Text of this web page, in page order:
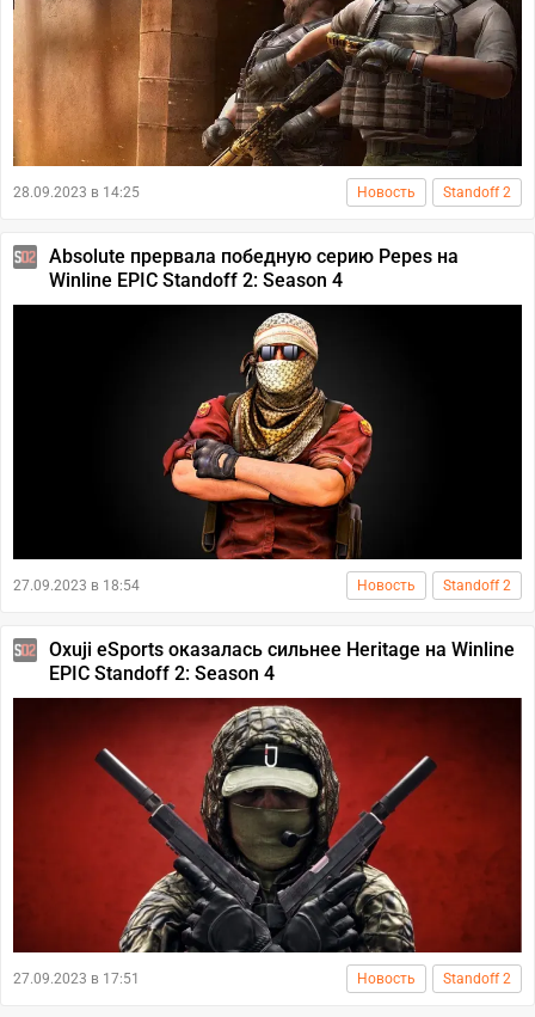
28.09.2023 в 14:25 Новость Standoff 2
Absolute прервала победную серию Pepes на
Winline EPIC Standoff 2: Season 4
27.09.2023 в 18:54 Новость Standoff 2
Oxuji eSports оказалась сильнее Heritage на Winline
EPIC Standoff 2: Season 4
27.09.2023 в 17:51 Новость Standoff 2